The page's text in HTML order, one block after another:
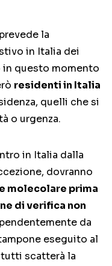
la
in Italia dei
questo momento
residenti in Italia
quelli che si
o urgenza.
in Italia dalla
dovranno
molecolare prima
di verifica non
da
eseguito al
tutti scatterà la